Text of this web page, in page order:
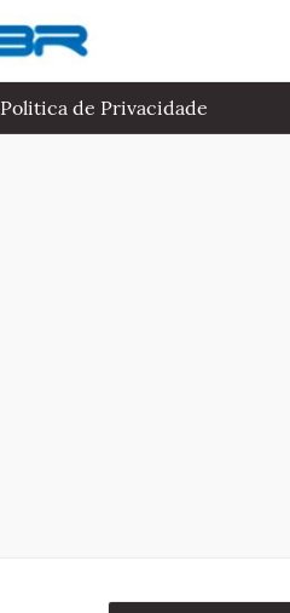
Politica de Privacidade